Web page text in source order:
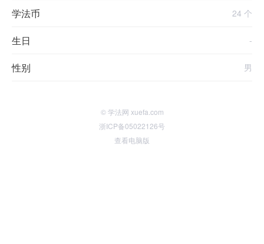
学法币 24 个
生日 -
性别 男
© 学法网 xuefa.com
浙ICP备05022126号
查看电脑版